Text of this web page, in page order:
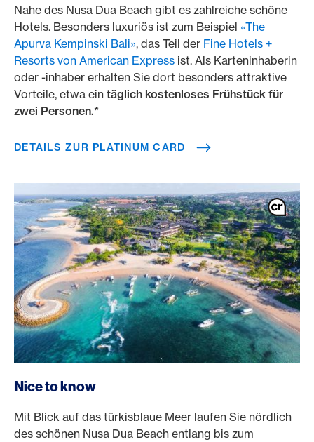
Nahe des Nusa Dua Beach gibt es zahlreiche schöne
Hotels. Besonders luxuriös ist zum Beispiel «The
Apurva Kempinski Bali», das Teil der Fine Hotels +
Resorts von American Express ist. Als Karteninhaberin
oder -inhaber erhalten Sie dort besonders attraktive
Vorteile, etwa ein täglich kostenloses Frühstück für
zwei Personen.*
DETAILS ZUR PLATINUM CARD
Nice to know
Mit Blick auf das türkisblaue Meer laufen Sie nördlich
des schönen Nusa Dua Beach entlang bis zum